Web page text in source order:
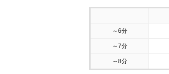
～6分
～7分
～8分